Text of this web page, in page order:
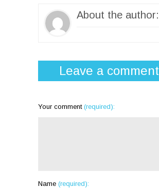
About the author:
Leave a comment
Your comment (required):
Name (required):